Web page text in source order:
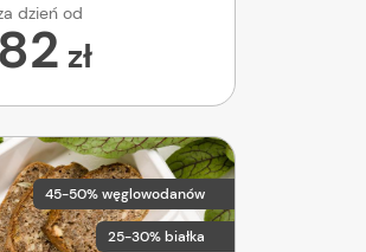
dzień od
82 zł
45-50% węglowodanów
25-30% białka